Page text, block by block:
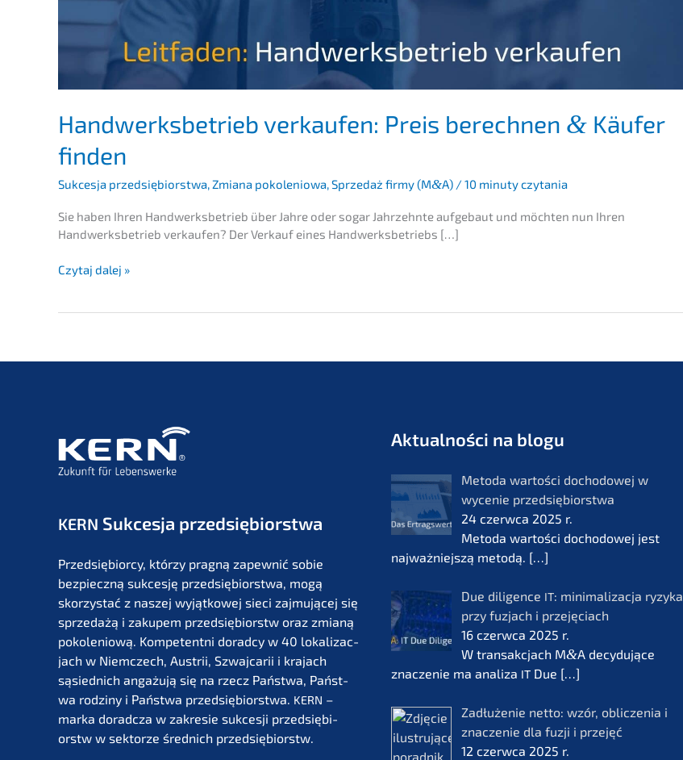
Handwerks­be­trieb verkau­fen: Preis berech­nen & Käufer
finden
Sukces­ja przedsię­bi­orst­wa,Zmiana pokolenio­wa,Sprze­daż firmy (M&A) / 10 minuty czytania
Sie haben Ihren Handwerks­be­trieb über Jahre oder sogar Jahrzehn­te aufge­baut und möchten nun Ihren
Handwerks­be­trieb verkau­fen? Der Verkauf eines Handwerksbetriebs […]
Handwerks­
finden
Czytaj dalej »
KERN Sukces­ja przedsiębiorstwa
Przedsię­bi­or­cy, którzy pragną zapew­nić sobie
bezpiecz­ną sukces­ję przedsię­bi­orst­wa, mogą
skorzystać z naszej wyjąt­ko­wej sieci zajmu­jącej się
sprze­dażą i zakupem przedsię­bi­orstw oraz zmianą
pokolenio­wą. Kompe­tent­ni dorad­cy w 40 lokali­zac­
jach w Niemc­zech, Austrii, Szwaj­ca­rii i krajach
sąsied­nich angażu­ją się na rzecz Państ­wa, Państ­
wa rodzi­ny i Państ­wa przedsię­bi­orst­wa. KERN –
marka dorad­c­za w zakre­sie sukces­ji przedsię­bi­
orstw w sektor­ze średnich przedsiębiorstw.
Aktual­ności na blogu
Metoda wartości docho­do­wej w
wycenie przedsię­bi­orst­wa
24 czerw­ca 2025 r.
Metoda wartości docho­do­wej jest
najważ­nie­js­zą metodą. […]
Due diligence IT: minima­li­zac­ja ryzyka
przy fuzjach i przejęciach
16 czerw­ca 2025 r.
W transak­c­jach M&A decydu­jące
znacze­nie ma anali­za IT Due […]
Zadłuże­nie netto: wzór, oblic­ze­nia i
znacze­nie dla fuzji i przejęć
12 czerw­ca 2025 r.